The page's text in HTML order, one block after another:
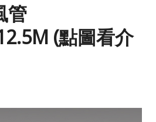
管
(點圖看介